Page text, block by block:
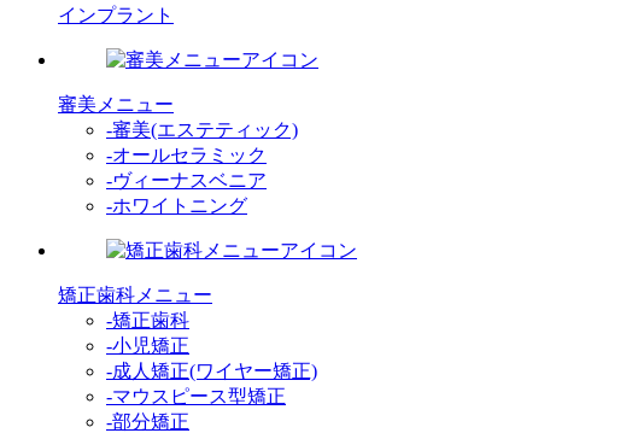
インプラント
審美メニュー
-審美(エステティック)
-オールセラミック
-ヴィーナスベニア
-ホワイトニング
矯正歯科メニュー
-矯正歯科
-小児矯正
-成人矯正(ワイヤー矯正)
-マウスピース型矯正
-部分矯正